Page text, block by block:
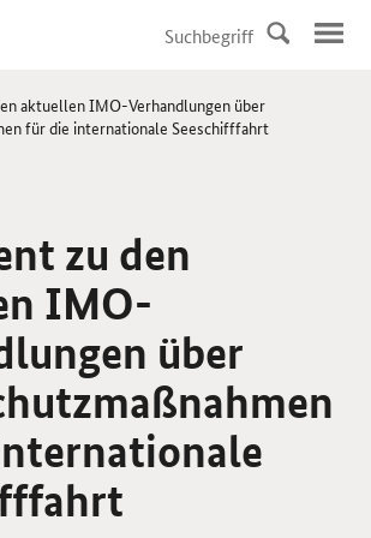
aktuellen IMO-Verhandlungen über
für die internationale Seeschifffahrt
zu den
IMO-
über